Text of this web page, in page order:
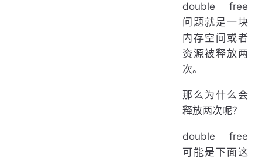
double free
问题就是一块
内存空间或者
资源被释放两
次。
那么为什么会
释放两次呢？
double free
可能是下面这